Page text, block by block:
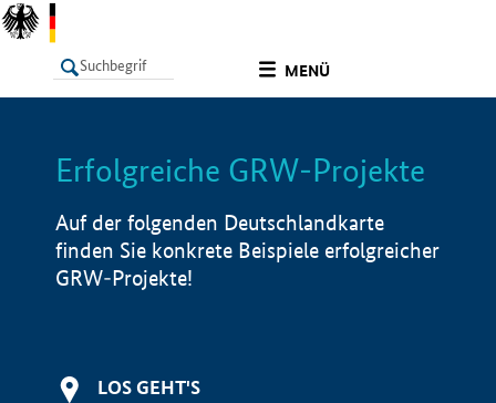
MENÜ
LISTE Info
Erfolgreiche GRW-Projekte
Auf der folgenden Deutschlandkarte
finden Sie konkrete Beispiele erfolgreicher
GRW-Projekte!
LOS GEHT'S